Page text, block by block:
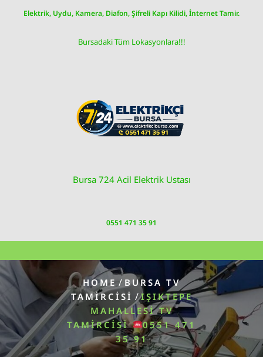
Elektrik, Uydu, Kamera, Diafon, Şifreli Kapı Kilidi, İnternet Tamir.
Bursadaki Tüm Lokasyonlara!!!
Bursa 724 Acil Elektrik Ustası
0551 471 35 91
HOME/ BURSA TV
TAMIRCISI /IŞIKTEPE
MAHALLESI TV
TAMIRCISI
0551 471
35 91